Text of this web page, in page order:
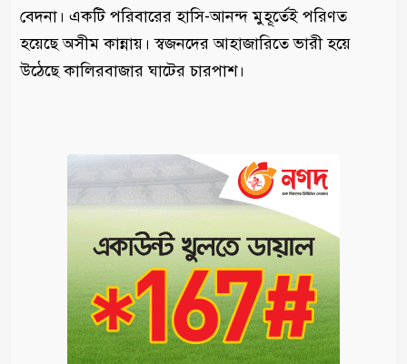
বেদনা। একটি পরিবারের হাসি-আনন্দ মুহূর্তেই পরিণত
হয়েছে অসীম কান্নায়। স্বজনদের আহাজারিতে ভারী হয়ে
উঠেছে কালিরবাজার ঘাটের চারপাশ।